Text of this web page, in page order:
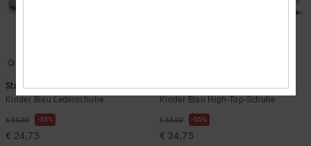
Stag
Kinder Blau Lederschuhe
€ 55,00 55%
€ 24,75
Rebound Hi Ev
Kinder Blau High-Top-Schuhe
€ 55,00 55%
€ 24,75